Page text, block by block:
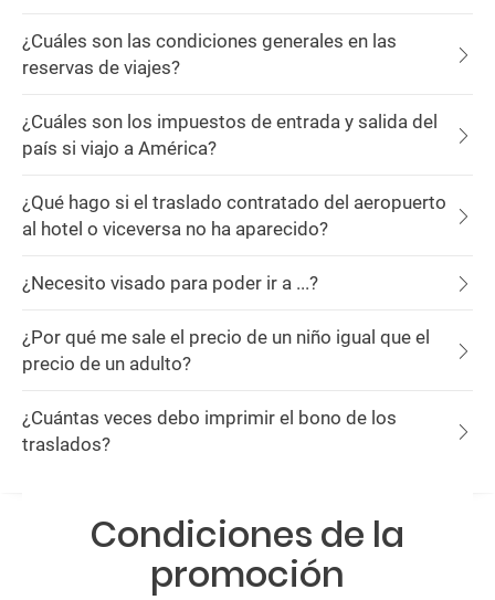
¿Cuáles son las condiciones generales en las
reservas de viajes?
¿Cuáles son los impuestos de entrada y salida del
país si viajo a América?
¿Qué hago si el traslado contratado del aeropuerto
al hotel o viceversa no ha aparecido?
¿Necesito visado para poder ir a ...?
¿Por qué me sale el precio de un niño igual que el
precio de un adulto?
¿Cuántas veces debo imprimir el bono de los
traslados?
Condiciones de la
promoción